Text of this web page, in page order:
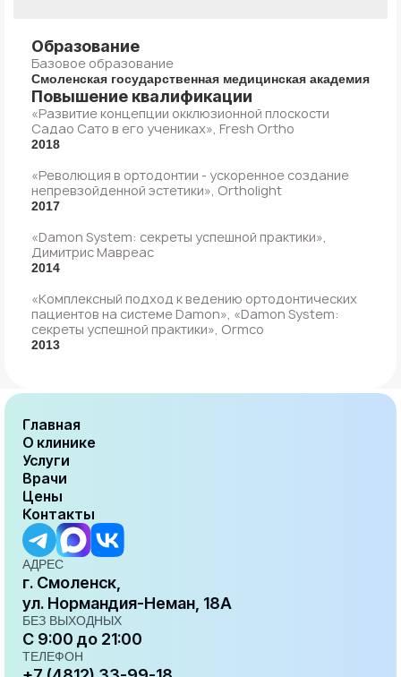
Образование
Базовое образование
Смоленская государственная медицинская академия
Повышение квалификации
«Развитие концепции окклюзионной плоскости
Садао Сато в его учениках», Fresh Ortho
2018
«Революция в ортодонтии - ускоренное создание
непревзойденной эстетики», Ortholight
2017
«Damon System: секреты успешной практики»,
Димитрис Мавреас
2014
«Комплексный подход к ведению ортодонтических
пациентов на системе Damon», «Damon System:
секреты успешной практики», Ormco
2013
Главная
О клинике
Услуги
Врачи
Цены
Контакты
АДРЕС
г. Смоленск,
ул. Нормандия-Неман, 18А
БЕЗ ВЫХОДНЫХ
С 9:00 до 21:00
ТЕЛЕФОН